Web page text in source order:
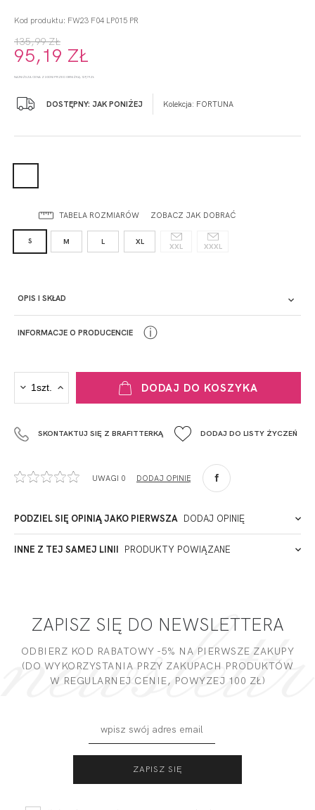
Kod produktu: FW23 F04 LP015 PR
135,99 ZŁ
95,19 ZŁ
NAJNIŻSZA CENA Z 30 DNI PRZED OBNIŻKĄ: 129,19 ZŁ
DOSTĘPNY: JAK PONIŻEJ Kolekcja: FORTUNA
TABELA ROZMIARÓW ZOBACZ JAK DOBRAĆ
S M L XL
XXL XXXL
OPIS I SKŁAD
INFORMACJE O PRODUCENCIE
Fashiontex Group Sp.z o.o. Spółka komandytowa
+48 42 719 43 15
90-057
Polska
ADRES PUNKTU KONTAKTOWEGO
ⓘ
DODAJ DO KOSZYKA
SKONTAKTUJ SIĘ Z BRAFITTERKĄ DODAJ DO LISTY ŻYCZEŃ
UWAGI 0 DODAJ OPINIĘ
PODZIEL SIĘ OPINIĄ JAKO PIERWSZA DODAJ OPINIĘ
Miałeś już kontakt z naszym produktem? Zostaw opinię
INNE Z TEJ SAMEJ LINII PRODUKTY POWIĄZANE
ZAPISZ SIĘ DO NEWSLETTERA
ODBIERZ KOD RABATOWY -5% NA PIERWSZE ZAKUPY
(DO WYKORZYSTANIA PRZY ZAKUPACH PRODUKTÓW
W REGULARNEJ CENIE, POWYZEJ 100 ZŁ)